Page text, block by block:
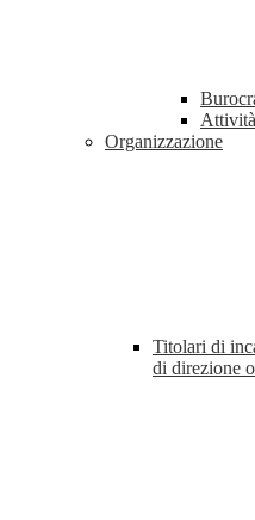
Organizzazione
Titolari di
di direzione